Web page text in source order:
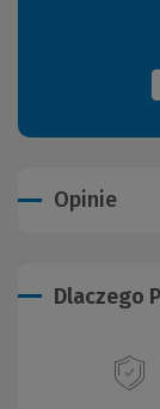
Opinie
Dlaczego